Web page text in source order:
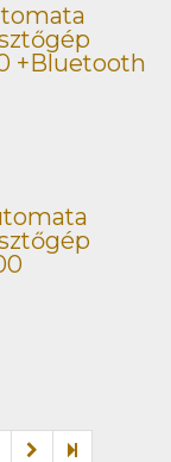
+Bluetooth